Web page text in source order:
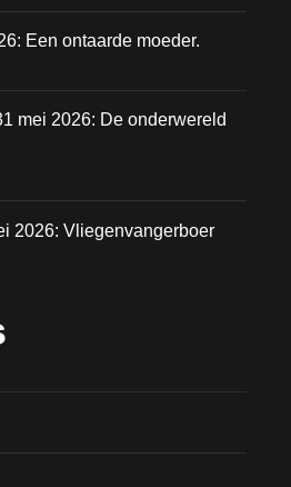
Een ontaarde moeder.
mei 2026: De onderwereld
2026: Vliegenvangerboer